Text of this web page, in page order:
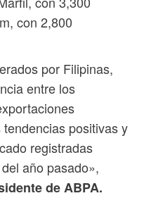
con 2,800
por Filipinas,
entre los
positivas y
registradas
año pasado»,
de ABPA.